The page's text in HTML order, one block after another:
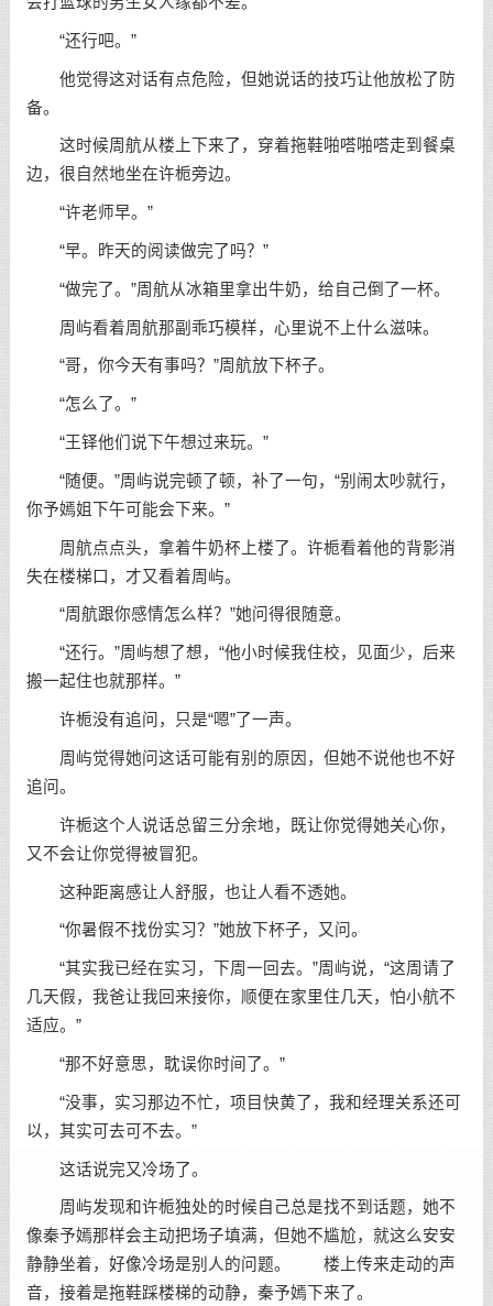
“还行吧。”
他觉得这对话有点危险，但她说话的技巧让他放松了防
备。
这时候周航从楼上下来了，穿着拖鞋啪嗒啪嗒走到餐桌
边，很自然地坐在许栀旁边。
“许老师早。”
“早。昨天的阅读做完了吗？”
“做完了。”周航从冰箱里拿出牛奶，给自己倒了一杯。
周屿看着周航那副乖巧模样，心里说不上什么滋味。
“哥，你今天有事吗？”周航放下杯子。
“怎么了。”
“王铎他们说下午想过来玩。”
“随便。”周屿说完顿了顿，补了一句，“别闹太吵就行，
你予嫣姐下午可能会下来。”
周航点点头，拿着牛奶杯上楼了。许栀看着他的背影消
失在楼梯口，才又看着周屿。
“周航跟你感情怎么样？”她问得很随意。
“还行。”周屿想了想，“他小时候我住校，见面少，后来
搬一起住也就那样。”
许栀没有追问，只是“嗯”了一声。
周屿觉得她问这话可能有别的原因，但她不说他也不好
追问。
许栀这个人说话总留三分余地，既让你觉得她关心你，
又不会让你觉得被冒犯。
这种距离感让人舒服，也让人看不透她。
“你暑假不找份实习？”她放下杯子，又问。
“其实我已经在实习，下周一回去。”周屿说，“这周请了
几天假，我爸让我回来接你，顺便在家里住几天，怕小航不
适应。”
“那不好意思，耽误你时间了。”
“没事，实习那边不忙，项目快黄了，我和经理关系还可
以，其实可去可不去。”
这话说完又冷场了。
周屿发现和许栀独处的时候自己总是找不到话题，她不
像秦予嫣那样会主动把场子填满，但她不尴尬，就这么安安
静静坐着，好像冷场是别人的问题。 楼上传来走动的声
音，接着是拖鞋踩楼梯的动静，秦予嫣下来了。